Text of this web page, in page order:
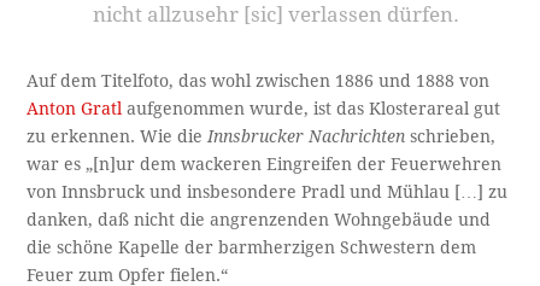
nicht allzusehr [sic] verlassen dürfen.
Auf dem Titelfoto, das wohl zwischen 1886 und 1888 von
Anton Gratl aufgenommen wurde, ist das Klosterareal gut
zu erkennen. Wie die Innsbrucker Nachrichten schrieben,
war es „[n]ur dem wackeren Eingreifen der Feuerwehren
von Innsbruck und insbesondere Pradl und Mühlau […] zu
danken, daß nicht die angrenzenden Wohngebäude und
die schöne Kapelle der barmherzigen Schwestern dem
Feuer zum Opfer fielen.“